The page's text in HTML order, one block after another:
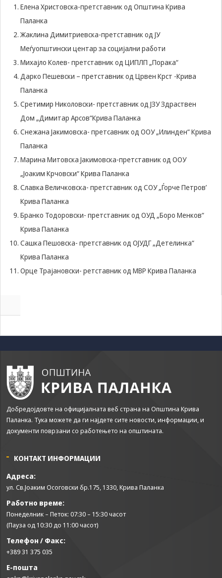
Елена Христовска-претставник од Општина Крива
Паланка
Жаклина Димитриевска-претставник од ЈУ
Меѓуопштински центар за социјални работи
Михајло Колев- претставник од ЦИПЛП „Порака“
Дарко Пешевски – претставник од Црвен Крст -Крива
Паланка
Сретимир Николовски- претставник од ЈЗУ Здраствен
Дом „Димитар Арсов“Крива Паланка
Снежана Јакимовска- претсавник од ООУ „Илинден“ Крива
Паланка
Марина Митовска Јакимовска-претставник од ООУ
„Јоаким Крчовски“ Крива Паланка
Славка Величковска- претставник од СОУ „Ѓорче Петров’
Крива Паланка
Бранко Тодоровски- претставник од ОУД „Боро Менков“
Крива Паланка
Сашка Пешовска- претставник од ОЈУДГ „Детелинка“
Крива Паланка
Орце Трајановски- ретставник од МВР Крива Паланка
Добредојдовте на официјалната веб страна на Општина Крива
Паланка. Тука можете да ги најдете сите новости, информации, и
документи поврзани со работењето на општината.
КОНТАКТ ИНФОРМАЦИИ
Адреса:
ул. Св.Јоаким Осоговски бр.175, 1330, Крива Паланка
Работно време:
Понеделник – Петок: 07:30 – 15:30 часот
(Пауза од 10:30 до 11:00 часот)
Телефон / Факс:
+389 31 375 035
Е-пошта
used.
In order for
our website
as well as
visit. If you
refuse these
cookies,
some
from the
website.
Marketing
interests and
site, you